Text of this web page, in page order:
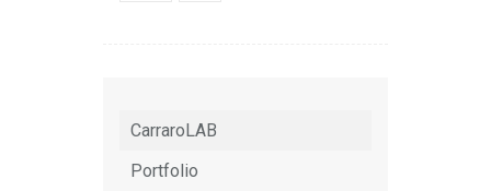
CarraroLAB
Portfolio